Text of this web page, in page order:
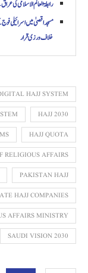
رابطۃ العالم الاسلامی
مسجد اقصیٰ میں اسرائیلی
خلاف ورزی قرار
HAJJ SYSTEM
HAJJ 2030
HAJJ QUOTA
RELIGIOUS AFFAIRS
PAKISTAN HAJJ
HAJJ COMPANIES
AFFAIRS MINISTRY
SAUDI VISION 2030